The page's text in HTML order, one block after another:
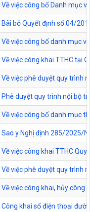
Về việc công bố Danh mục
Bãi bỏ Quyết định số 04/
Về việc công bố danh mục
Về việc công khai TTHC tại
Về việc phê duyệt quy trình
Phê duyệt quy trình nội bộ
Về việc công bố danh mục
Sao y Nghị định 285/2025/
Về việc công khai TTHC
Về việc phê duyệt quy trình
Về việc công khai, hủy công
Công khai số điện thoại